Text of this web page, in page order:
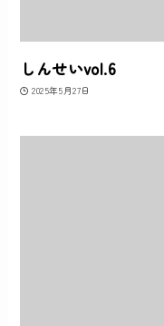
しんせいvol.6
2025年5月27日